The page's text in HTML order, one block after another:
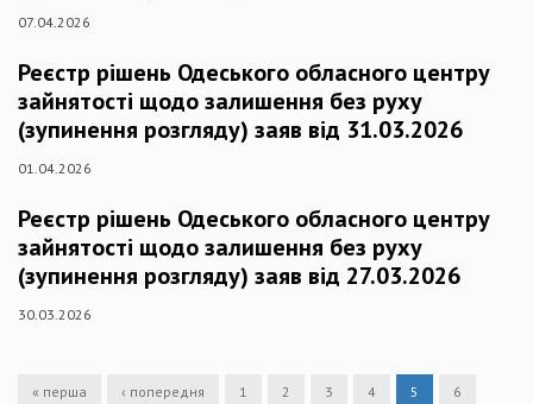
07.04.2026
Реєстр рішень Одеського обласного центру
зайнятості щодо залишення без руху
(зупинення розгляду) заяв від 31.03.2026
01.04.2026
Реєстр рішень Одеського обласного центру
зайнятості щодо залишення без руху
(зупинення розгляду) заяв від 27.03.2026
30.03.2026
« перша ‹ попередня 1 2 3 4 5 6